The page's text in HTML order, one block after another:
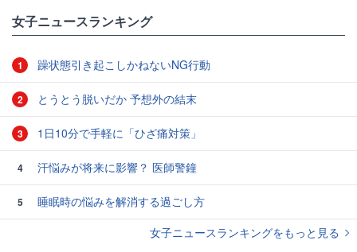
女子ニュースランキング
1 躁状態引き起こしかねないNG行動
2 とうとう脱いだか 予想外の結末
3 1日10分で手軽に「ひざ痛対策」
4 汗悩みが将来に影響？ 医師警鐘
5
睡眠時の悩みを解消する過ごし方
女子ニュースランキングをもっと見る